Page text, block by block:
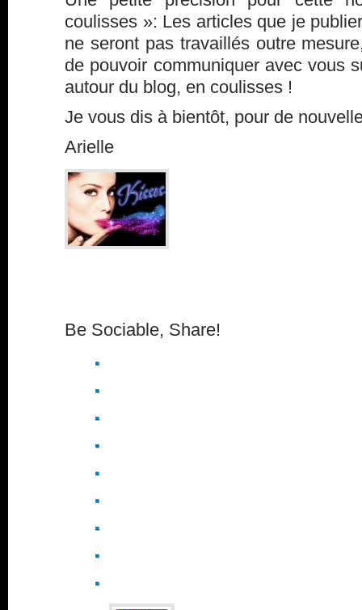
coulisses »: Les articles que je
ne seront pas travaillés outre
de pouvoir communiquer avec vous
autour du blog, en coulisses !
Je vous dis à bientôt, pour de
Arielle
Be Sociable, Share!